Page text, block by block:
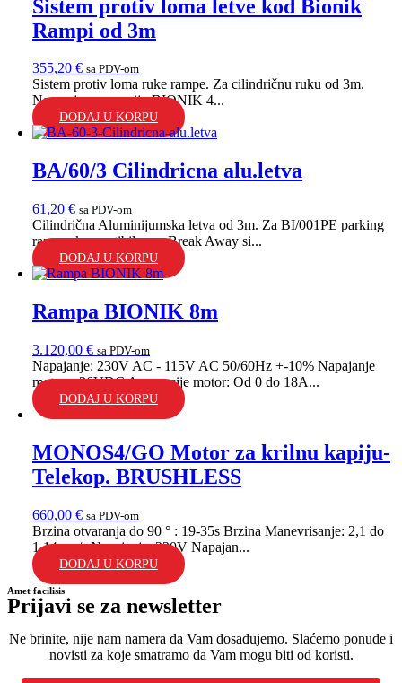
Sistem protiv loma letve kod Bionik
Rampi od 3m
355,20 € sa PDV-om
Sistem protiv loma ruke rampe. Za cilindričnu ruku od 3m.
Namenjeno za seriju BIONIK 4...
DODAJ U KORPU
BA/60/3 Cilindricna alu.letva
61,20 € sa PDV-om
Cilindrična Aluminijumska letva od 3m. Za BI/001PE parking
rampu, kompatibilna sa Break Away si...
DODAJ U KORPU
Rampa BIONIK 8m
3.120,00 € sa PDV-om
Napajanje: 230V AC - 115V AC 50/60Hz +-10% Napajanje
motora: 36VDC Apsorpcije motor: Od 0 do 18A...
DODAJ U KORPU
MONOS4/GO Motor za krilnu kapiju-
Telekop. BRUSHLESS
660,00 € sa PDV-om
Brzina otvaranja do 90 ° : 19-35s Brzina Manevrisanje: 2,1 do
1,14 cm/s Napajanje: 230V Napajan...
DODAJ U KORPU
Amet facilisis
Prijavi se za newsletter
Ne brinite, nije nam namera da Vam dosađujemo. Slaćemo ponude i
novisti za koje smatramo da Vam mogu biti od koristi.